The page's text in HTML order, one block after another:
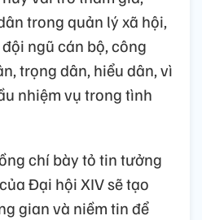
trong quản lý xã hội,
ngũ cán bộ, công
trọng dân, hiểu dân, vì
nhiệm vụ trong tình
chí bày tỏ tin tưởng
Đại hội XIV sẽ tạo
gian và niềm tin để